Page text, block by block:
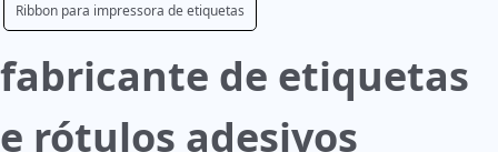
Ribbon para impressora de etiquetas
fabricante de etiquetas
e rótulos adesivos